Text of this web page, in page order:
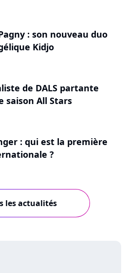
: son nouveau duo
Kidjo
de DALS partante
saison All Stars
: qui est la première
?
les actualités